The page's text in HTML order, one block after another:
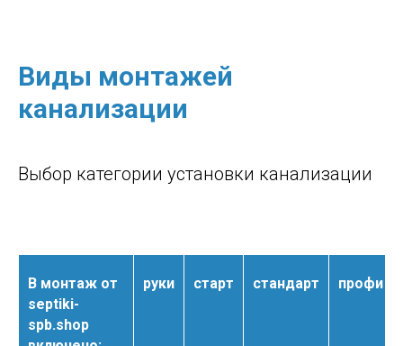
Виды монтажей
канализации
Выбор категории установки канализации
В монтаж от
septiki-
spb.shop
руки старт стандарт профи